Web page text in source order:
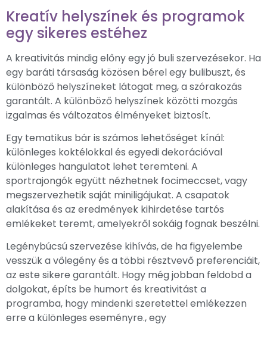
Kreatív helyszínek és programok
egy sikeres estéhez
A kreativitás mindig előny egy jó buli szervezésekor. Ha
egy baráti társaság közösen bérel egy bulibuszt, és
különböző helyszíneket látogat meg, a szórakozás
garantált. A különböző helyszínek közötti mozgás
izgalmas és változatos élményeket biztosít.
Egy tematikus bár is számos lehetőséget kínál:
különleges koktélokkal és egyedi dekorációval
különleges hangulatot lehet teremteni. A
sportrajongók együtt nézhetnek focimeccset, vagy
megszervezhetik saját miniligájukat. A csapatok
alakítása és az eredmények kihirdetése tartós
emlékeket teremt, amelyekről sokáig fognak beszélni.
Legénybúcsú szervezése kihívás, de ha figyelembe
vesszük a vőlegény és a többi résztvevő preferenciáit,
az este sikere garantált. Hogy még jobban feldobd a
dolgokat, építs be humort és kreativitást a
programba, hogy mindenki szeretettel emlékezzen
erre a különleges eseményre., egy